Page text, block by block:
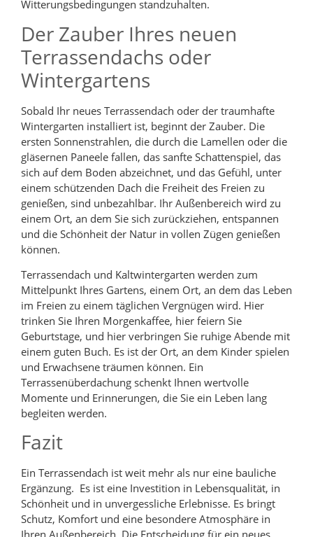
Witterungsbedingungen standzuhalten.
Der Zauber Ihres neuen
Terrassendachs oder
Wintergartens
Sobald Ihr neues Terrassendach oder der traumhafte
Wintergarten installiert ist, beginnt der Zauber. Die
ersten Sonnenstrahlen, die durch die Lamellen oder die
gläsernen Paneele fallen, das sanfte Schattenspiel, das
sich auf dem Boden abzeichnet, und das Gefühl, unter
einem schützenden Dach die Freiheit des Freien zu
genießen, sind unbezahlbar. Ihr Außenbereich wird zu
einem Ort, an dem Sie sich zurückziehen, entspannen
und die Schönheit der Natur in vollen Zügen genießen
können.
Terrassendach und Kaltwintergarten werden zum
Mittelpunkt Ihres Gartens, einem Ort, an dem das Leben
im Freien zu einem täglichen Vergnügen wird. Hier
trinken Sie Ihren Morgenkaffee, hier feiern Sie
Geburtstage, und hier verbringen Sie ruhige Abende mit
einem guten Buch. Es ist der Ort, an dem Kinder spielen
und Erwachsene träumen können. Ein
Terrassenüberdachung schenkt Ihnen wertvolle
Momente und Erinnerungen, die Sie ein Leben lang
begleiten werden.
Fazit
Ein Terrassendach ist weit mehr als nur eine bauliche
Ergänzung. Es ist eine Investition in Lebensqualität, in
Schönheit und in unvergessliche Erlebnisse. Es bringt
Schutz, Komfort und eine besondere Atmosphäre in